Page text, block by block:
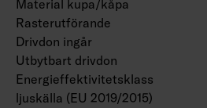
Material kupa/kåpa
Rasterutförande
Drivdon ingår
Utbytbart drivdon
Energieffektivitetsklass
ljuskälla (EU 2019/2015)